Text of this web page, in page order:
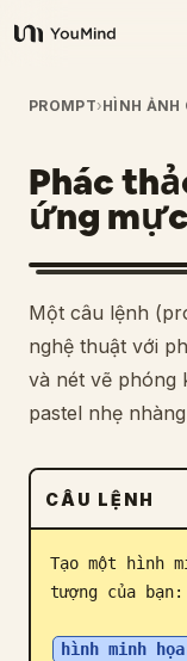
YouMind
Tổng quan
Các trường hợp
Kỹ năng
Lời nhắc
Giá cả
Tải xuống
Blog
Cập nhật
PROMPT›HÌNH ẢNH
Phác
ứng
Một câu lệnh
nghệ thuật với
và nét vẽ phóng
pastel nhẹ
CÂU LỆNH
Tạo một hình
tượng của bạn:
hình minh